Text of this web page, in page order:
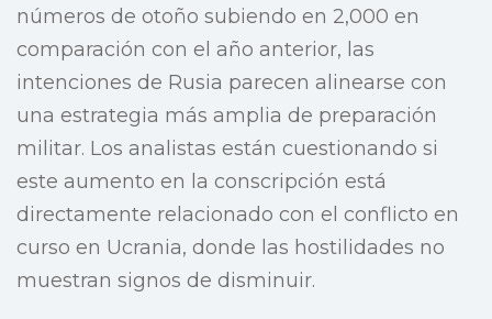
números de otoño subiendo en 2,000 en
comparación con el año anterior, las
intenciones de Rusia parecen alinearse con
una estrategia más amplia de preparación
militar. Los analistas están cuestionando si
este aumento en la conscripción está
directamente relacionado con el conflicto en
curso en Ucrania, donde las hostilidades no
muestran signos de disminuir.